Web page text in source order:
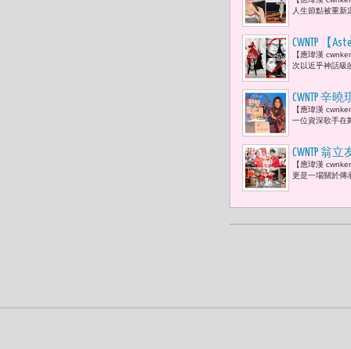
人生節點被重
CWNTP 【
尚權力的
【應瑋漢
次以近乎神話級
CWNTP 辛
了。」
【應瑋漢
一位資深歌手在
CWNTP 翁
康，就是
【應瑋漢
更是一場關於傳